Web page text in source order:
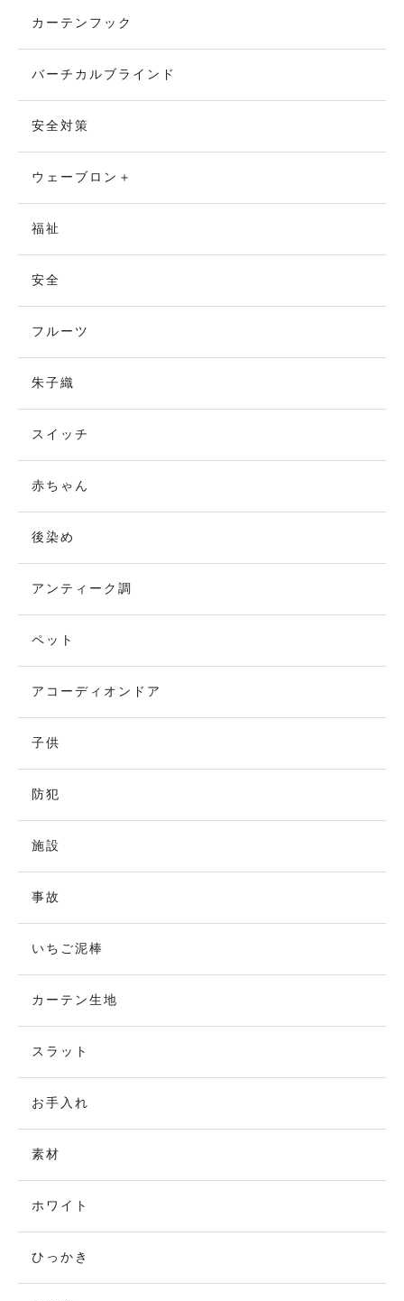
カーテンフック
バーチカルブラインド
安全対策
ウェーブロン＋
福祉
安全
フルーツ
朱子織
スイッチ
赤ちゃん
後染め
アンティーク調
ペット
アコーディオンドア
子供
防犯
施設
事故
いちご泥棒
カーテン生地
スラット
お手入れ
素材
ホワイト
ひっかき